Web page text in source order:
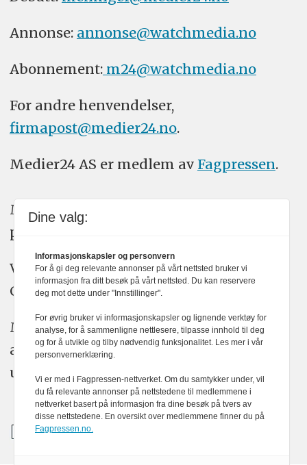
Annonse: annonse@watchmedia.no
Abonnement:m24@watchmedia.no
For andre henvendelser,
firmapost@medier24.no.
Medier24 AS er medlem av Fagpressen.
Medier24 arbeider etter Vær Varsom-
plakatens regler for god presseskikk.
Vi bruker KI-verktøy som ChatGPT,
Claude, og Gemini i journalistikken vår.
Medier24s redaksjon har alltid det fulle
ansvar for publisert innhold, med eller
uten bruk av kunstig intelligens.
Dine valg:
Informasjonskapsler og personvern
For å gi deg relevante annonser på vårt nettsted bruker vi
informasjon fra ditt besøk på vårt nettsted. Du kan reservere
deg mot dette under "Innstillinger".
For øvrig bruker vi informasjonskapsler og lignende verktøy for
analyse, for å sammenligne nettlesere, tilpasse innhold til deg
og for å utvikle og tilby nødvendig funksjonalitet. Les mer i vår
personvernerklæring.
Vi er med i Fagpressen-nettverket. Om du samtykker under, vil
du få relevante annonser på nettstedene til medlemmene i
nettverket basert på informasjon fra dine besøk på tvers av
disse nettstedene. En oversikt over medlemmene finner du på
Fagpressen.no.